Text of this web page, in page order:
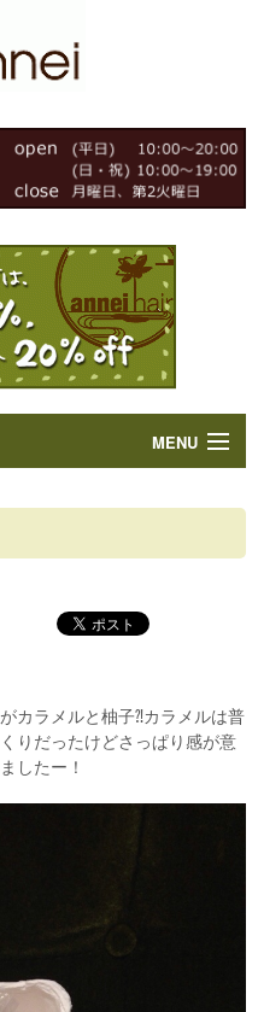
MENU
カラメルと柚子⁈カラメルは普
りだったけどさっぱり感が意
したー！